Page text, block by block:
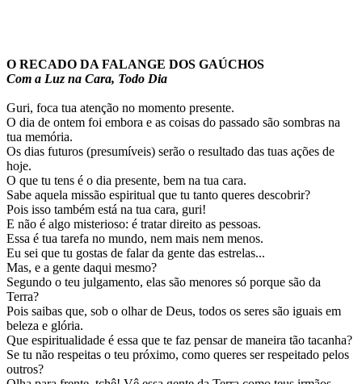
O RECADO DA FALANGE DOS GAÚCHOS
Com a Luz na Cara, Todo Dia
Guri, foca tua atenção no momento presente.
O dia de ontem foi embora e as coisas do passado são sombras na
tua memória.
Os dias futuros (presumíveis) serão o resultado das tuas ações de
hoje.
O que tu tens é o dia presente, bem na tua cara.
Sabe aquela missão espiritual que tu tanto queres descobrir?
Pois isso também está na tua cara, guri!
E não é algo misterioso: é tratar direito as pessoas.
Essa é tua tarefa no mundo, nem mais nem menos.
Eu sei que tu gostas de falar da gente das estrelas...
Mas, e a gente daqui mesmo?
Segundo o teu julgamento, elas são menores só porque são da
Terra?
Pois saibas que, sob o olhar de Deus, todos os seres são iguais em
beleza e glória.
Que espiritualidade é essa que te faz pensar de maneira tão tacanha?
Se tu não respeitas o teu próximo, como queres ser respeitado pelos
outros?